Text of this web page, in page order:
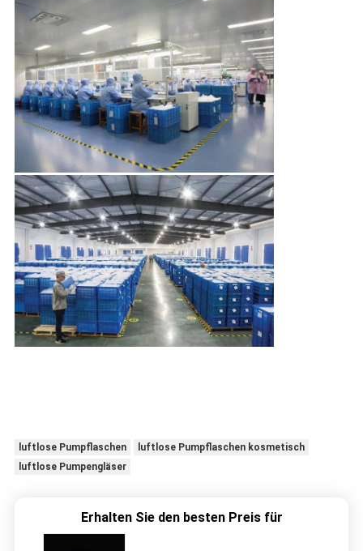
luftlose Pumpflaschen
luftlose Pumpflaschen kosmetisch
luftlose Pumpengläser
Erhalten Sie den besten Preis für